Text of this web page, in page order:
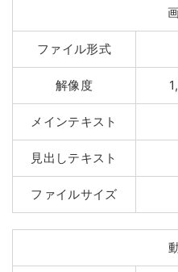
ファイル形式
解像度
メインテキスト
見出しテキスト
ファイルサイズ